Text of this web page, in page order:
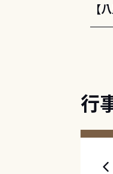
【
行